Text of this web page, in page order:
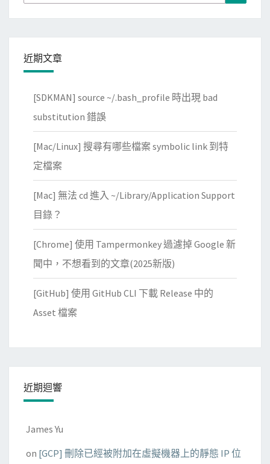
至
r
r
s
登
頁
for:
近期文章
[SDKMAN] source ~/.bash_profile 時出現 bad
substitution 錯誤
[Mac/Linux] 搜尋有哪些檔案 symbolic link 到特
定檔案
[Mac] 無法 cd 進入 ~/Library/Application Support
目錄？
[Chrome] 使用 Tampermonkey 過濾掉 Google 新
聞中，不想看到的文章(2025新版)
[GitHub] 使用 GitHub CLI 下載 Release 中的
Asset 檔案
近期迴響
James Yu
on [GCP] 刪除已經被附加在虛擬機器上的靜態 IP 位